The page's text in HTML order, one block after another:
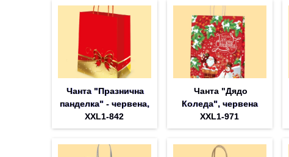
Чанта "Празнична
панделка" - червена,
XXL1-842
Чанта "Дядо
Коледа", червена
XXL1-971